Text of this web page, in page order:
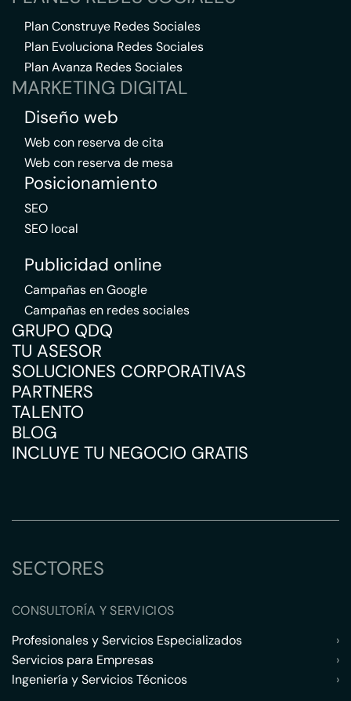
Plan Construye Redes Sociales
Plan Evoluciona Redes Sociales
Plan Avanza Redes Sociales
MARKETING DIGITAL
Diseño web
Web con reserva de cita
Web con reserva de mesa
Posicionamiento
SEO
SEO local
Publicidad online
Campañas en Google
Campañas en redes sociales
GRUPO QDQ
TU ASESOR
SOLUCIONES CORPORATIVAS
PARTNERS
TALENTO
BLOG
INCLUYE TU NEGOCIO GRATIS
SECTORES
CONSULTORÍA Y SERVICIOS
Profesionales y Servicios Especializados
›
Servicios para Empresas
›
Ingeniería y Servicios Técnicos
›